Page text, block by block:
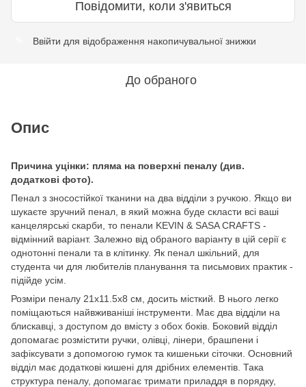
Повідомити, коли з'явиться
Ввійти для відображення накопичувальної знижки
До обраного
Опис
Причина уцінки: пляма на поверхні пеналу (див.
додаткові фото).
Пенал з зносостійкої тканини на два відділи з ручкою. Якщо ви
шукаєте зручний пенал, в який можна буде скласти всі ваші
канцелярські скарби, то пенали KEVIN & SASA CRAFTS -
відмінний варіант. Залежно від обраного варіанту в цій серії є
однотонні пенали та в клітинку. Як пенал шкільний, для
студента чи для любителів планування та письмових практик -
підійде усім.
Розміри пеналу 21х11.5х8 см, досить місткий. В нього легко
поміщаються найвживаніші інструменти. Має два відділи на
блискавці, з доступом до вмісту з обох боків. Боковий відділ
допомагає розмістити ручки, олівці, лінери, брашпени і
зафіксувати з допомогою гумок та кишеньки сіточки. Основний
відділ має додаткові кишені для дрібних елементів. Така
структура пеналу, допомагає тримати приладдя в порядку,